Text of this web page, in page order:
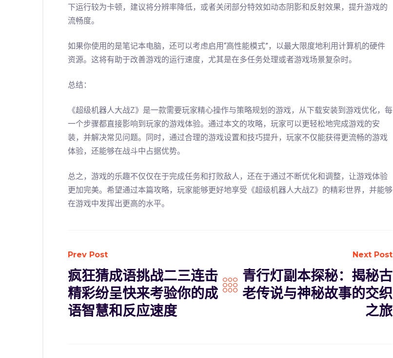
下运行较为卡顿，建议将分辨率降低，或者关闭部分特效如动态阴影和反射效果，提升游戏的
流畅度。
如果你使用的是笔记本电脑，还可以考虑启用“高性能模式”，以最大限度地利用计算机的硬件
资源。这将有助于改善游戏的运行速度，尤其是在多任务处理或者游戏场景复杂时。
总结：
《超级机器人大战Z》是一款需要玩家精心操作与策略规划的游戏，从下载安装到游戏优化，每
一个步骤都直接影响到玩家的游戏体验。通过本文的攻略，玩家可以更轻松地完成游戏的安
装，并解决常见问题。同时，通过合理的游戏设置和技巧提升，玩家不仅能获得更流畅的游戏
体验，还能够在战斗中占据优势。
总之，游戏的乐趣不仅仅在于完成任务和打败敌人，还在于通过不断优化和调整，让游戏体验
更加完美。希望通过本篇攻略，玩家能够更好地享受《超级机器人大战Z》的精彩世界，并能够
在游戏中发挥出更高的水平。
Prev Post
疯狂猜成语挑战二三连击
精彩纷呈快来考验你的成
语智慧和反应速度
Next Post
青行灯副本探秘：揭秘古
老传说与神秘故事的交织
之旅